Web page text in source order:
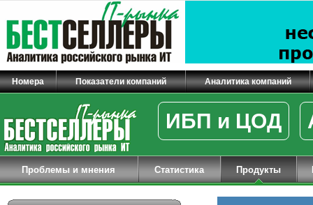
Номера Показатели компаний Аналитика компаний
ИБП и ЦОД
Проблемы и мнения Статистика Продукты